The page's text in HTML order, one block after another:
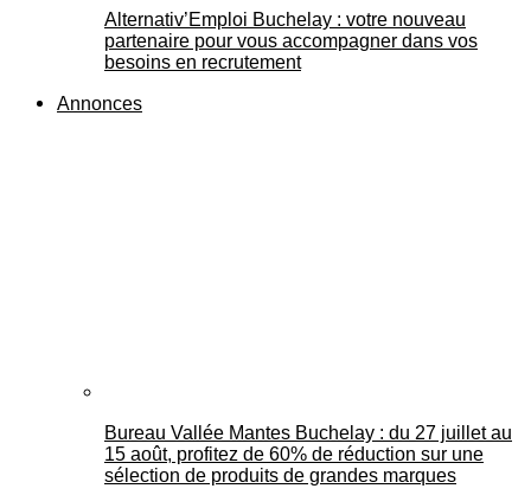
Alternativ’Emploi Buchelay : votre nouveau
partenaire pour vous accompagner dans vos
besoins en recrutement
Annonces
Bureau Vallée Mantes Buchelay : du 27 juillet au
15 août, profitez de 60% de réduction sur une
sélection de produits de grandes marques